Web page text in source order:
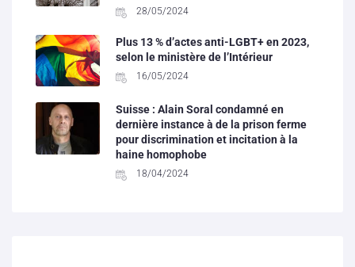
28/05/2024
Plus 13 % d’actes anti-LGBT+ en 2023,
selon le ministère de l’Intérieur
16/05/2024
Suisse : Alain Soral condamné en
dernière instance à de la prison ferme
pour discrimination et incitation à la
haine homophobe
18/04/2024